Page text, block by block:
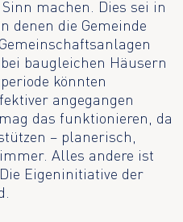
machen. Dies sei in
denen die Gemeinde
baugleichen Häusern
könnten
angegangen
das funktionieren, da
– planerisch,
Alles andere ist
Eigeninitiative der